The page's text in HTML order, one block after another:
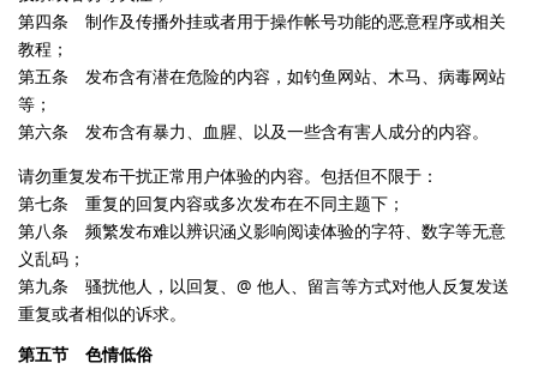
第四条 制作及传播外挂或者用于操作帐号功能的恶意程序或相关
教程；
第五条 发布含有潜在危险的内容，如钓鱼网站、木马、病毒网站
等；
第六条 发布含有暴力、血腥、以及一些含有害人成分的内容。
请勿重复发布干扰正常用户体验的内容。包括但不限于：
第七条 重复的回复内容或多次发布在不同主题下；
第八条 频繁发布难以辨识涵义影响阅读体验的字符、数字等无意
义乱码；
第九条 骚扰他人，以回复、@ 他人、留言等方式对他人反复发送
重复或者相似的诉求。
第五节 色情低俗